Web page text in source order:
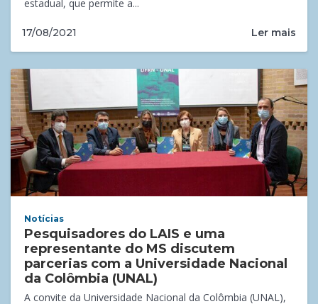
estadual, que permite a...
17/08/2021 Ler mais
Notícias
Pesquisadores do LAIS e uma
representante do MS discutem
parcerias com a Universidade Nacional
da Colômbia (UNAL)
A convite da Universidade Nacional da Colômbia (UNAL),